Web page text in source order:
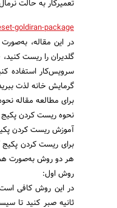
تعمیرکار به حالت
goldiran-package/
در این مقاله،
گلدیران را ریست
سرویس‌کار استفاده
گرمایش خانه لذت
برای مطالعه مقاله
نحوه ریست کردن پکیج
آموزش ریست کردن
برای ریست کردن پکیج
هر دو روش به‌صورت
روش اول:
ثانیه صبر کنید تا